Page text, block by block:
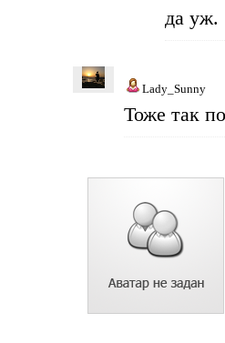
да уж.
Lady_Sunny
Тоже так